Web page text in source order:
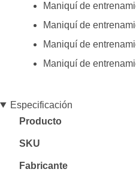
Maniquí de
Maniquí de
Maniquí de
Maniquí de
Especificación
Especificación
Producto
SKU
Fabricante